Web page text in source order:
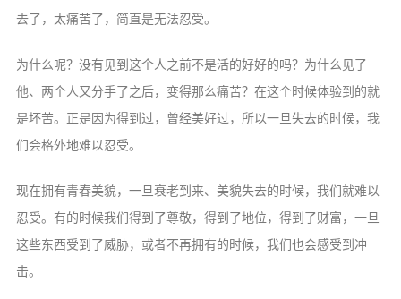
去了，太痛苦了，简直是无法忍受。
为什么呢？没有见到这个人之前不是活的好好的吗？为什么见了
他、两个人又分手了之后，变得那么痛苦？在这个时候体验到的就
是坏苦。正是因为得到过，曾经美好过，所以一旦失去的时候，我
们会格外地难以忍受。
现在拥有青春美貌，一旦衰老到来、美貌失去的时候，我们就难以
忍受。有的时候我们得到了尊敬，得到了地位，得到了财富，一旦
这些东西受到了威胁，或者不再拥有的时候，我们也会感受到冲
击。